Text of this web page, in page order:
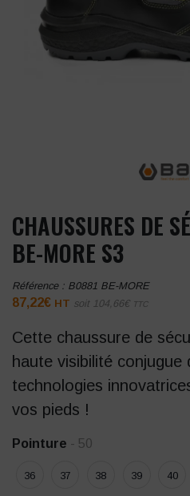
CHAUSSURES DE
BE-MORE S3
Référence : B0881 BE-MORE
87,22€ HT soit 104,66€ TTC
Cette chaussure de
haute visibilité conjugue
technologies
vos pieds !
Pointure - 50
36 37 38 39 40